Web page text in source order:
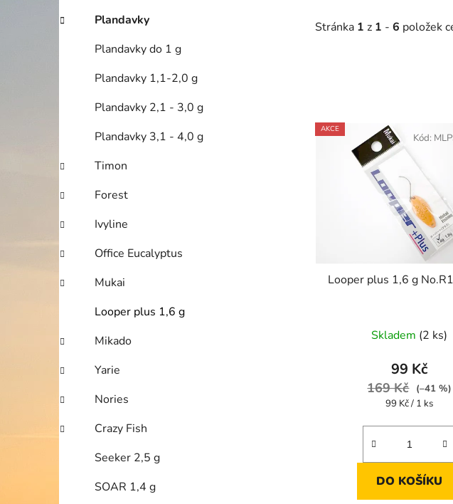
Plandavky
Plandavky do 1 g
Plandavky 1,1-2,0 g
Plandavky 2,1 - 3,0 g
Plandavky 3,1 - 4,0 g
Timon
Forest
Ivyline
Office Eucalyptus
Mukai
Looper plus 1,6 g
Mikado
Yarie
Nories
Crazy Fish
Seeker 2,5 g
SOAR 1,4 g
Stránka 1 z 1 - 6 položek
V
ý
AKCE
Looper plus 1,6 g
Skladem (2 ks)
99 Kč
169 Kč (–41 %)
Měrná
99 Kč / 1 ks
DO KOŠÍKU
Kód: